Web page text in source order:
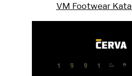
VM Footwear